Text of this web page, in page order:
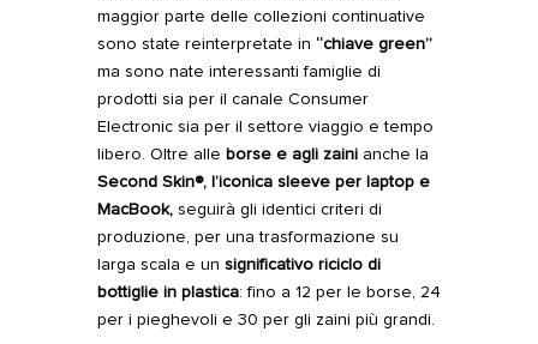
maggior parte delle collezioni continuative
sono state reinterpretate in “chiave green”
ma sono nate interessanti famiglie di
prodotti sia per il canale Consumer
Electronic sia per il settore viaggio e tempo
libero. Oltre alle borsee agli zaini anche la
Second Skin®, l’iconica sleeve per laptop e
MacBook, seguirà gli identici criteri di
produzione, per una trasformazione su
larga scala e un significativo riciclo di
bottiglie in plastica: fino a 12 per le borse, 24
per i pieghevoli e 30 per gli zaini più grandi.